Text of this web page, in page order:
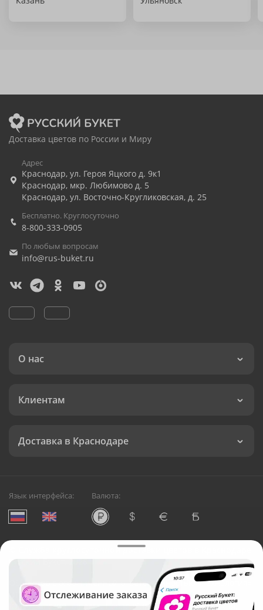
Доставка цветов по России и Миру
Адрес
Краснодар, ул. Героя Яцкого д. 9к1
Краснодар, мкр. Любимово д. 5
Краснодар, ул. Восточно-Кругликовская, д. 25
Бесплатно. Круглосуточно
8-800-333-0905
По любым вопросам
info@rus-buket.ru
О нас
Клиентам
Доставка в Краснодаре
Язык интерфейса: Валюта:
Служба круглосуточной доставки цветов в Краснодаре
Русский Букет, 2026
Общество с ограниченной ответственностью «Технология»
ОГРН: 1195476081745, ИНН: 5410081997
Юридический адрес: г. Новосибирск, ул. Ипподромская,